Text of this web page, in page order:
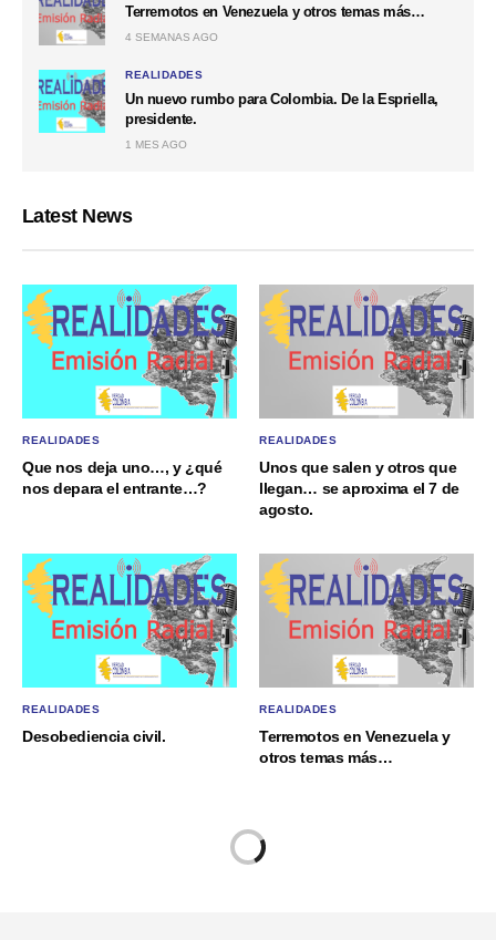
Terremotos en Venezuela y otros temas más…
4 SEMANAS AGO
REALIDADES
Un nuevo rumbo para Colombia. De la Espriella,
presidente.
1 MES AGO
Latest News
REALIDADES
Que nos deja uno…, y ¿qué
nos depara el entrante…?
REALIDADES
Unos que salen y otros que
llegan… se aproxima el 7 de
agosto.
REALIDADES
Desobediencia civil.
REALIDADES
Terremotos en Venezuela y
otros temas más…